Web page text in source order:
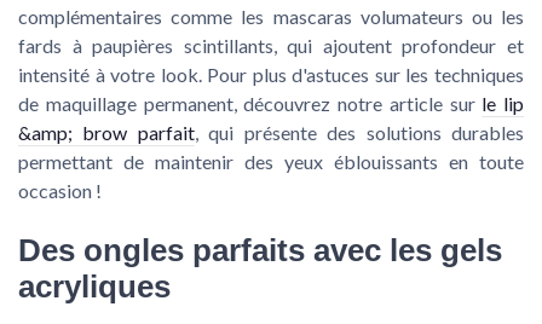
complémentaires comme les mascaras volumateurs ou les
fards à paupières scintillants, qui ajoutent profondeur et
intensité à votre look. Pour plus d'astuces sur les techniques
de maquillage permanent, découvrez notre article sur le lip
&amp; brow parfait, qui présente des solutions durables
permettant de maintenir des yeux éblouissants en toute
occasion !
Des ongles parfaits avec les gels
acryliques